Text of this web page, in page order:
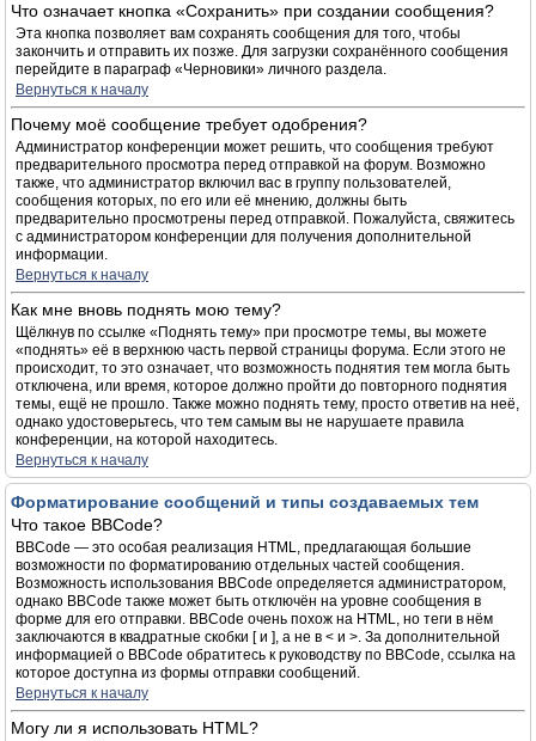
Что означает кнопка «Сохранить» при создании сообщения?
Эта кнопка позволяет вам сохранять сообщения для того, чтобы
закончить и отправить их позже. Для загрузки сохранённого сообщения
перейдите в параграф «Черновики» личного раздела.
Вернуться к началу
Почему моё сообщение требует одобрения?
Администратор конференции может решить, что сообщения требуют
предварительного просмотра перед отправкой на форум. Возможно
также, что администратор включил вас в группу пользователей,
сообщения которых, по его или её мнению, должны быть
предварительно просмотрены перед отправкой. Пожалуйста, свяжитесь
с администратором конференции для получения дополнительной
информации.
Вернуться к началу
Как мне вновь поднять мою тему?
Щёлкнув по ссылке «Поднять тему» при просмотре темы, вы можете
«поднять» её в верхнюю часть первой страницы форума. Если этого не
происходит, то это означает, что возможность поднятия тем могла быть
отключена, или время, которое должно пройти до повторного поднятия
темы, ещё не прошло. Также можно поднять тему, просто ответив на неё,
однако удостоверьтесь, что тем самым вы не нарушаете правила
конференции, на которой находитесь.
Вернуться к началу
Форматирование сообщений и типы создаваемых тем
Что такое BBCode?
BBCode — это особая реализация HTML, предлагающая большие
возможности по форматированию отдельных частей сообщения.
Возможность использования BBCode определяется администратором,
однако BBCode также может быть отключён на уровне сообщения в
форме для его отправки. BBCode очень похож на HTML, но теги в нём
заключаются в квадратные скобки [ и ], а не в < и >. За дополнительной
информацией о BBCode обратитесь к руководству по BBCode, ссылка на
которое доступна из формы отправки сообщений.
Вернуться к началу
Могу ли я использовать HTML?